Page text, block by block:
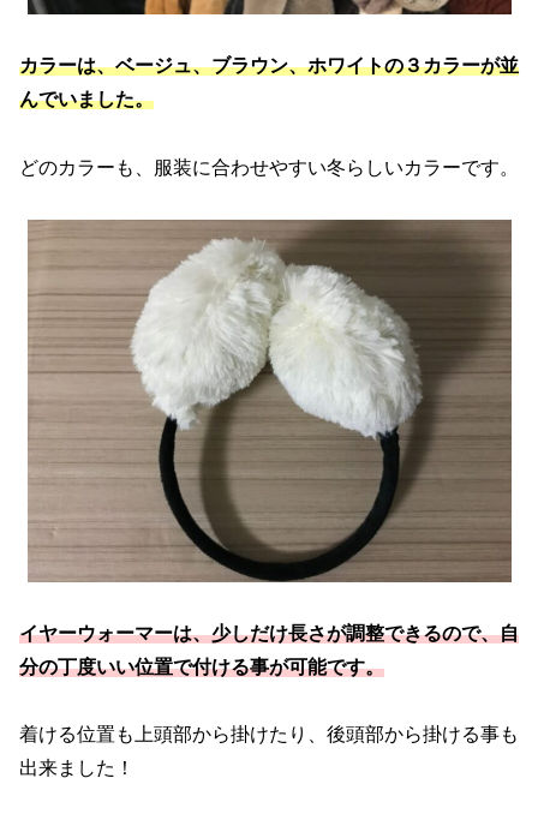
カラーは、ベージュ、ブラウン、ホワイトの３カラーが並
んでいました。
どのカラーも、服装に合わせやすい冬らしいカラーです。
イヤーウォーマーは、少しだけ長さが調整できるので、自
分の丁度いい位置で付ける事が可能です。
着ける位置も上頭部から掛けたり、後頭部から掛ける事も
出来ました！